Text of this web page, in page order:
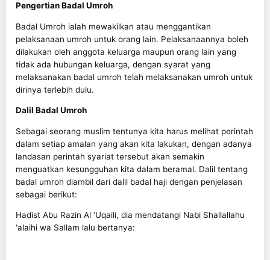
Pengertian Badal Umroh
Badal Umroh ialah mewakilkan atau menggantikan
pelaksanaan umroh untuk orang lain. Pelaksanaannya boleh
dilakukan oleh anggota keluarga maupun orang lain yang
tidak ada hubungan keluarga, dengan syarat yang
melaksanakan badal umroh telah melaksanakan umroh untuk
dirinya terlebih dulu.
Dalil Badal Umroh
Sebagai seorang muslim tentunya kita harus melihat perintah
dalam setiap amalan yang akan kita lakukan, dengan adanya
landasan perintah syariat tersebut akan semakin
menguatkan kesungguhan kita dalam beramal. Dalil tentang
badal umroh diambil dari dalil badal haji dengan penjelasan
sebagai berikut:
Hadist Abu Razin Al ‘Uqaili, dia mendatangi Nabi Shallallahu
‘alaihi wa Sallam lalu bertanya: